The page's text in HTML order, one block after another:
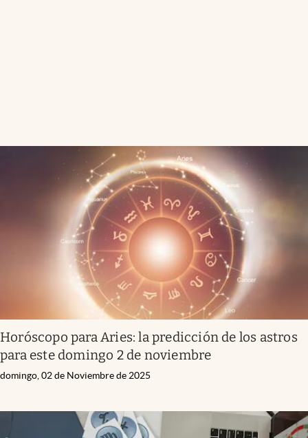
Horóscopo para Aries: la predicción de los astros
para este domingo 2 de noviembre
domingo, 02 de Noviembre de 2025